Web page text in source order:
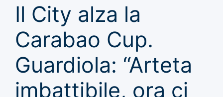
Il City alza la
Carabao Cup.
Guardiola: “Arteta
imbattibile, ora ci